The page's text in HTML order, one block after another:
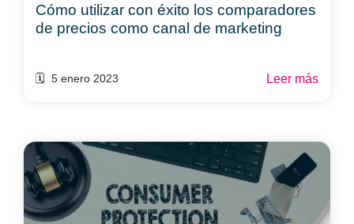
Cómo utilizar con éxito los comparadores
de precios como canal de marketing
🗓️ 5 enero 2023 Leer más